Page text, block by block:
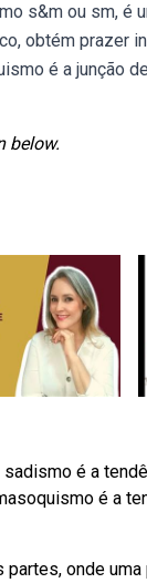
s&m ou sm, é
obtém prazer
é a junção
below.
é a
é a
onde